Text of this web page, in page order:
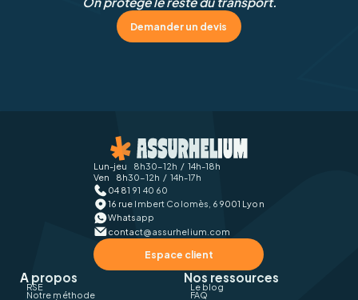
Demander un devis
Lun-jeu 8h30-12h / 14h-18h
Ven 8h30-12h / 14h-17h
04 81 91 40 60
16 rue Imbert Colomès, 69001 Lyon
Whatsapp
contact@assurhelium.com
Espace client
A propos
RSE
Notre méthode
Nos ressources
Le blog
FAQ